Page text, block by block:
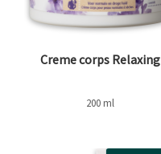
Creme corps Relaxing
200 ml